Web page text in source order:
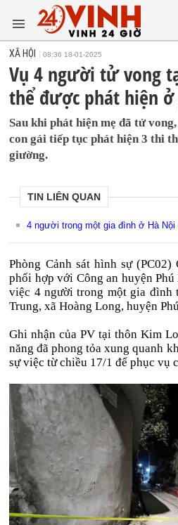
XÃ HỘI 08:36 18-01-2025
Vụ 4 người tử vong
thể được phát hiện
Sau khi phát hiện mẹ đã tử
con gái tiếp tục phát hiện 3 thi
giường.
TIN LIÊN QUAN
4 người trong một gia đình ở Hà
Phòng Cảnh sát hình sự
phối hợp với Công an huyện
việc 4 người trong một gia đình
Trung, xã Hoàng Long, huyện
Ghi nhận của PV tại thôn Kim
năng đã phong tỏa xung quanh
sự việc từ chiều 17/1 để phục vụ